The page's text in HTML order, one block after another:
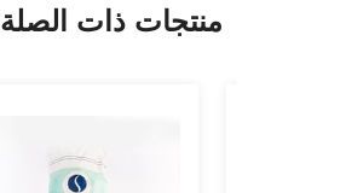
منتجات ذات الصلة